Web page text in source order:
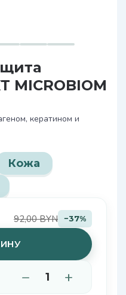
кератином и
Кожа
92,00 BYN −37%
− +